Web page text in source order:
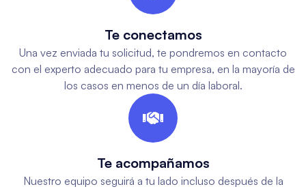
Te conectamos
Una vez enviada tu solicitud, te pondremos en contacto
con el experto adecuado para tu empresa, en la mayoría de
los casos en menos de un día laboral.

Te acompañamos
Nuestro equipo seguirá a tu lado incluso después de la